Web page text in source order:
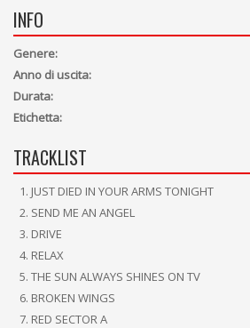
INFO
Genere:
Anno di uscita:
Durata:
Etichetta:
TRACKLIST
JUST DIED IN YOUR ARMS TONIGHT
SEND ME AN ANGEL
DRIVE
RELAX
THE SUN ALWAYS SHINES ON TV
BROKEN WINGS
RED SECTOR A